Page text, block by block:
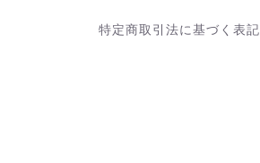
特定商取引法に基づく表記